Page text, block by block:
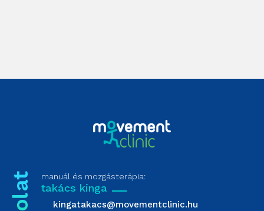
manuál és mozgásterápia:
takács kinga
kingatakacs@movementclinic.hu